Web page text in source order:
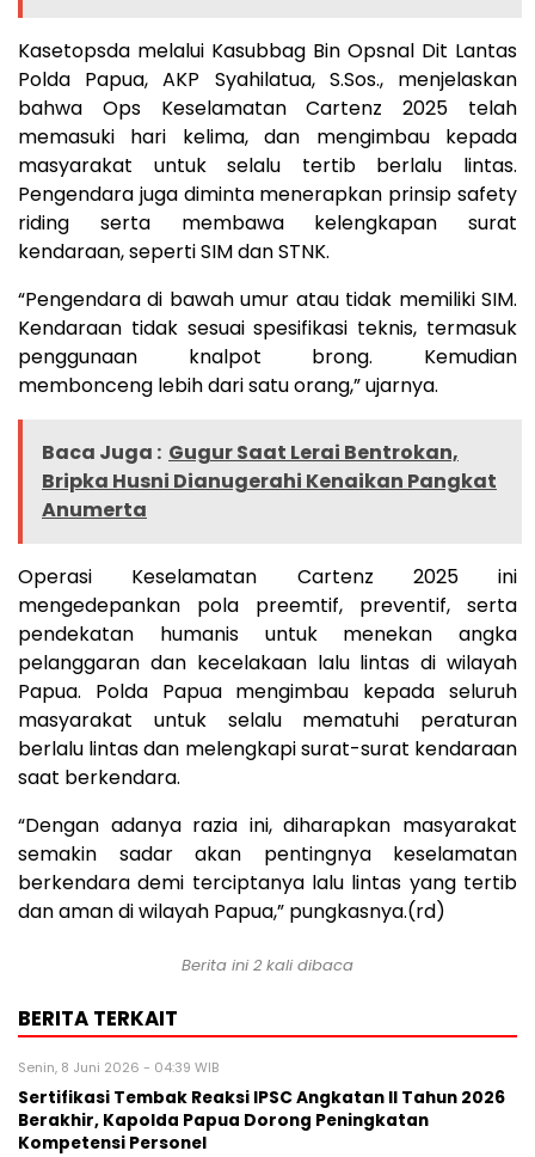
Kasetopsda melalui Kasubbag Bin Opsnal Dit Lantas
Polda Papua, AKP Syahilatua, S.Sos., menjelaskan
bahwa Ops Keselamatan Cartenz 2025 telah
memasuki hari kelima, dan mengimbau kepada
masyarakat untuk selalu tertib berlalu lintas.
Pengendara juga diminta menerapkan prinsip safety
riding serta membawa kelengkapan surat
kendaraan, seperti SIM dan STNK.
“Pengendara di bawah umur atau tidak memiliki SIM.
Kendaraan tidak sesuai spesifikasi teknis, termasuk
penggunaan knalpot brong. Kemudian
membonceng lebih dari satu orang,” ujarnya.
Baca Juga : Gugur Saat Lerai Bentrokan,
Bripka Husni Dianugerahi Kenaikan Pangkat
Anumerta
Operasi Keselamatan Cartenz 2025 ini
mengedepankan pola preemtif, preventif, serta
pendekatan humanis untuk menekan angka
pelanggaran dan kecelakaan lalu lintas di wilayah
Papua. Polda Papua mengimbau kepada seluruh
masyarakat untuk selalu mematuhi peraturan
berlalu lintas dan melengkapi surat-surat kendaraan
saat berkendara.
“Dengan adanya razia ini, diharapkan masyarakat
semakin sadar akan pentingnya keselamatan
berkendara demi terciptanya lalu lintas yang tertib
dan aman di wilayah Papua,” pungkasnya.(rd)
Berita ini 2 kali dibaca
BERITA TERKAIT
Senin, 8 Juni 2026 - 04:39 WIB
Sertifikasi Tembak Reaksi IPSC Angkatan II Tahun 2026
Berakhir, Kapolda Papua Dorong Peningkatan
Kompetensi Personel